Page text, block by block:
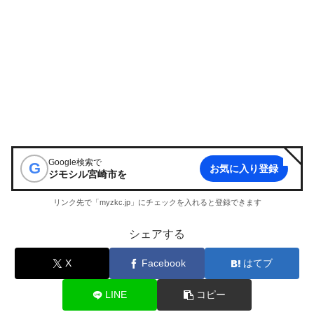
G Google検索で
ジモシル宮崎市を お気に入り登録
リンク先で「myzkc.jp」にチェックを入れると登録できます
シェアする
X Facebook はてブ
LINE コピー